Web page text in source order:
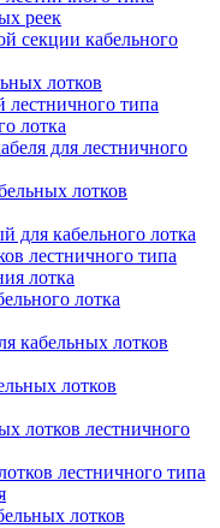
реек
секции кабельного
лотков
лестничного типа
лотка
для лестничного
лотков
для кабельного лотка
лестничного типа
лотка
лотка
кабельных лотков
лотков
лотков лестничного
лестничного типа
лотков